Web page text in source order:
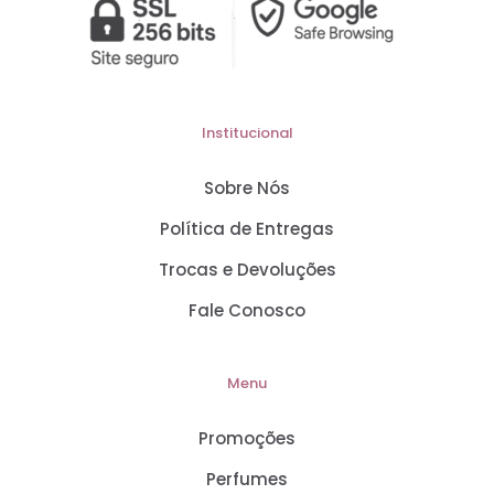
Institucional
Sobre Nós
Política de Entregas
Trocas e Devoluções
Fale Conosco
Menu
Promoções
Perfumes